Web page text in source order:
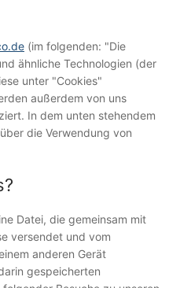
(im folgenden: "Die
ähnliche Technologien (der
unter "Cookies"
außerdem von uns
In dem unten stehendem
die Verwendung von
Datei, die gemeinsam mit
versendet und vom
anderen Gerät
gespeicherten